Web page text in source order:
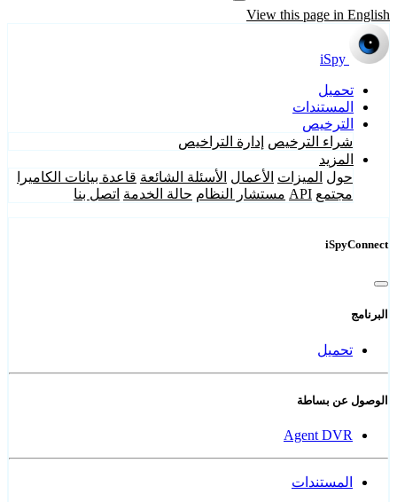
View this page in English
iSpy
تحميل
المستندات
الترخيص
شراء الترخيص إدارة التراخيص
المزيد
حول الميزات الأعمال الأسئلة الشائعة قاعدة بيانات الكاميرا
مجتمع API مستشار النظام حالة الخدمة اتصل بنا
iSpyConnect
البرنامج
تحميل
الوصول عن بساطة
Agent DVR
المستندات